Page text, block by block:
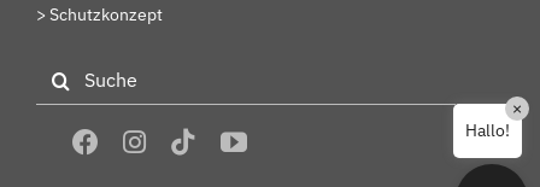
> Schutzkonzept
Suche
nach:
Hallo!
×